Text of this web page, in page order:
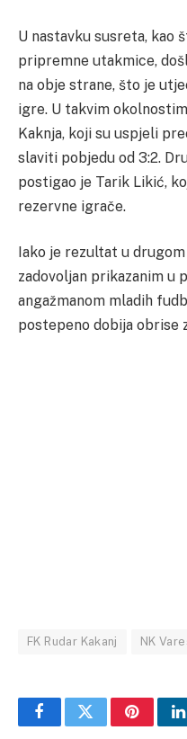
U nastavku susreta, kao
pripremne utakmice,
na obje strane, što je
igre. U takvim
Kaknja, koji su uspjeli
slaviti pobjedu od 3:2.
postigao je Tarik Likić,
rezervne igrače.
Iako je rezultat u
zadovoljan prikazanim u
angažmanom mladih
postepeno dobija obrise
FK Rudar Kakanj NK
FacebookTwitterPinterest